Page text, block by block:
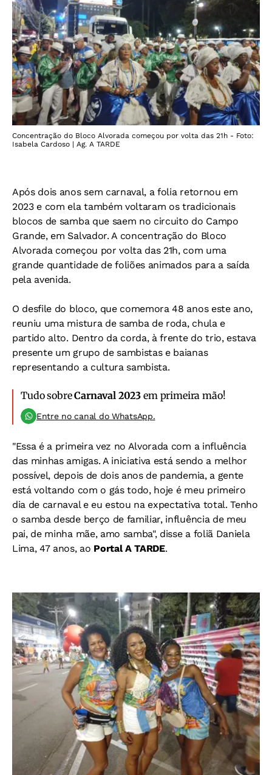
Concentração do Bloco Alvorada começou por volta das 21h - Foto:
Isabela Cardoso | Ag. A TARDE
Após dois anos sem carnaval, a folia retornou em
2023 e com ela também voltaram os tradicionais
blocos de samba que saem no circuito do Campo
Grande, em Salvador. A concentração do Bloco
Alvorada começou por volta das 21h, com uma
grande quantidade de foliões animados para a saída
pela avenida.
O desfile do bloco, que comemora 48 anos este ano,
reuniu uma mistura de samba de roda, chula e
partido alto. Dentro da corda, à frente do trio, estava
presente um grupo de sambistas e baianas
representando a cultura sambista.
Tudo sobreCarnaval 2023 em primeira mão!
Entre no canal do WhatsApp.
"Essa é a primeira vez no Alvorada com a influência
das minhas amigas. A iniciativa está sendo a melhor
possível, depois de dois anos de pandemia, a gente
está voltando com o gás todo, hoje é meu primeiro
dia de carnaval e eu estou na expectativa total. Tenho
o samba desde berço de familiar, influência de meu
pai, de minha mãe, amo samba", disse a foliã Daniela
Lima, 47 anos, ao Portal A TARDE.